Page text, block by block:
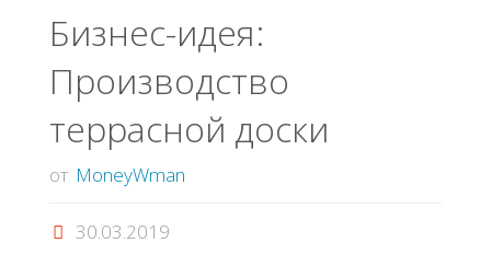
Бизнес-идея:
Производство
террасной доски
от MoneyWman
30.03.2019